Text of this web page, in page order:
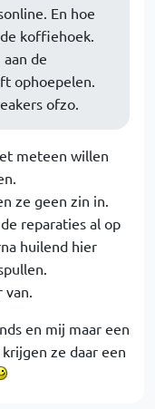
En hoe
koffiehoek.
de
ophoepelen.
ofzo.
meteen willen
ze geen zin in.
reparaties al op
huilend hier
van.
en mij maar een
ze daar een